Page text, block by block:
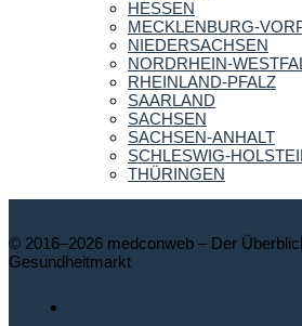
HESSEN
MECKLENBURG-
NIEDERSACHSEN
NORDRHEIN-
RHEINLAND-PFALZ
SAARLAND
SACHSEN
SACHSEN-ANHALT
SCHLESWIG-
THÜRINGEN
© 2016–2026 medconweb – Der
Gesundheitmarkt